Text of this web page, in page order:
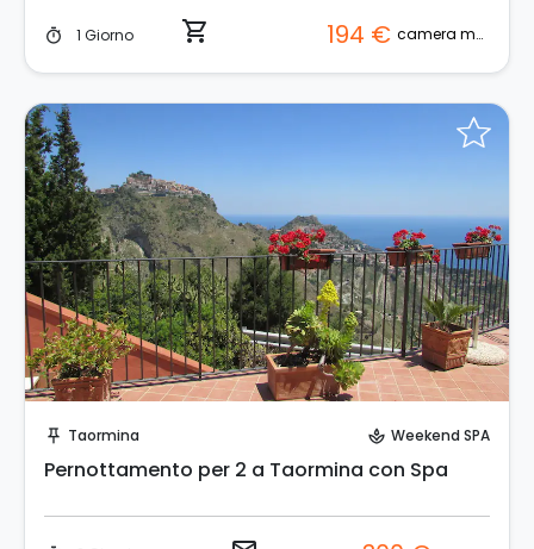
timer 1 Giorno shopping_cart 194 € camera matrimoniale
push_pin Taormina spa Weekend SPA
Pernottamento per 2 a Taormina con Spa